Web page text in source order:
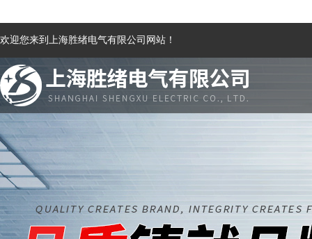
欢迎您来到上海胜绪电气有限公司网站！